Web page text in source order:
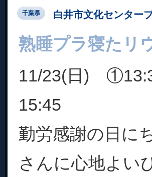
千葉県 白井市文化センター
熟睡プラ寝たリ
11/23(日)
15:45
勤労感謝の日に
さんに心地よい